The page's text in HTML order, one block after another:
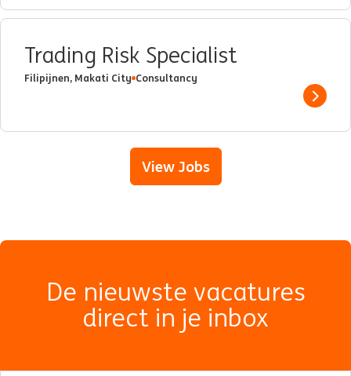
Trading Risk Specialist
Filipijnen, Makati City Consultancy
Show
View Jobs
De nieuwste vacatures
direct in je inbox